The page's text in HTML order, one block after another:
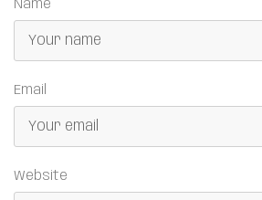
Name
Email
Website